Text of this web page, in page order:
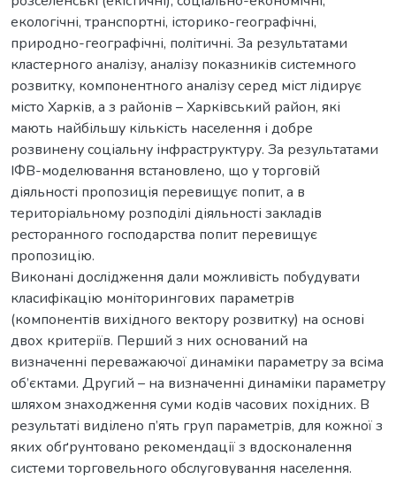
екологічні, транспортні, історико-географічні,
природно-географічні, політичні. За результатами
кластерного аналізу, аналізу показників системного
розвитку, компонентного аналізу серед міст лідирує
місто Харків, а з районів – Харківський район, які
мають найбільшу кількість населення і добре
розвинену соціальну інфраструктуру. За результатами
ІФВ-моделювання встановлено, що у торговій
діяльності пропозиція перевищує попит, а в
територіальному розподілі діяльності закладів
ресторанного господарства попит перевищує
пропозицію.
Виконані дослідження дали можливість побудувати
класифікацію моніторингових параметрів
(компонентів вихідного вектору розвитку) на основі
двох критеріїв. Перший з них оснований на
визначенні переважаючої динаміки параметру за всіма
об’єктами. Другий – на визначенні динаміки параметру
шляхом знаходження суми кодів часових похідних. В
результаті виділено п’ять груп параметрів, для кожної з
яких обґрунтовано рекомендації з вдосконалення
системи торговельного обслуговування населення.